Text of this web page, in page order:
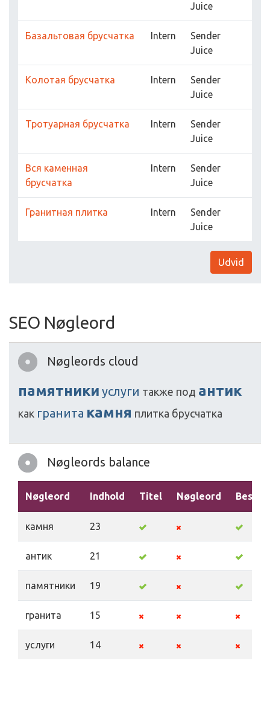
Juice
Базальтовая брусчатка Intern
Sender
Juice
Колотая брусчатка Intern
Sender
Juice
Тротуарная брусчатка Intern
Sender
Juice
Вся каменная
брусчатка
Intern
Sender
Juice
Гранитная плитка Intern
Sender
Juice
Udvid
SEO Nøgleord
Nøgleords cloud
памятники услуги также под антик
как гранита камня плитка брусчатка
Nøgleords balance
Nøgleord Indhold Titel Nøgleord
камня 23
антик 21
памятники 19
гранита 15
услуги 14